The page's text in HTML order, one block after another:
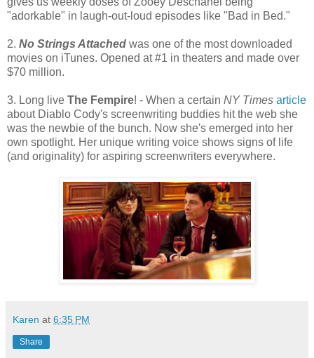
"adorkable" in laugh-out-loud episodes like "Bad in Bed."
2. No Strings Attached was one of the most downloaded
movies on iTunes. Opened at #1 in theaters and made over
$70 million.
3. Long live The Fempire! - When a certain NY Times article
about Diablo Cody's screenwriting buddies hit the web she
was the newbie of the bunch. Now she's emerged into her
own spotlight. Her unique writing voice shows signs of life
(and originality) for aspiring screenwriters everywhere.
Karen at 6:35 PM
Share